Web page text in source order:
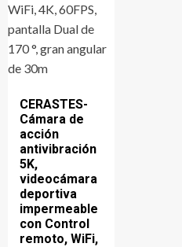
CERASTES-
Cámara de
acción
antivibración
5K,
videocámara
deportiva
impermeable
con Control
remoto, WiFi,